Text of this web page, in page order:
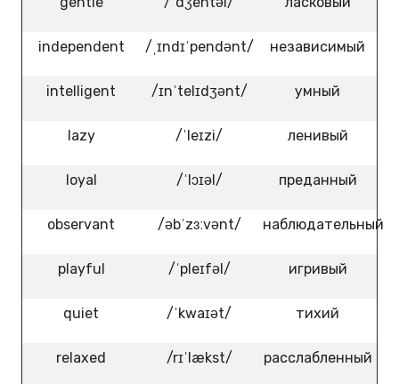
independent /ˌɪndɪˈpendənt/ независимый
intelligent /ɪnˈtelɪdʒənt/ умный
lazy /ˈleɪzi/ ленивый
loyal /ˈlɔɪəl/ преданный
observant /əbˈzɜːvənt/ наблюдательный
playful /ˈpleɪfəl/ игривый
quiet /ˈkwaɪət/ тихий
relaxed /rɪˈlækst/ расслабленный